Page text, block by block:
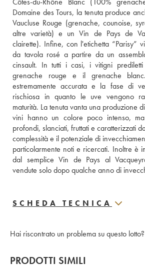
Domaine des Tours, la tenuta produce
Vaucluse Rouge (grenache, counoise,
altre varietà) e un Vin de Pays de
clairette). Infine, con l'etichetta “Parisy”
da tavola rosé a partire da un
cinsault. In tutti i casi, i vitigni
grenache rouge e il grenache
estremamente accurata e la fase di
rischiosa in quanto le uve vengono
maturità. La tenuta vanta una produzione
vini hanno un colore poco intenso, ma
profondi, slanciati, fruttati e caratterizzati
complessità e il potenziale di
particolarmente noti e ricercati. Inoltre è
dal semplice Vin de Pays al
vendute solo dopo qualche anno di
SCHEDA TECNICA
Hai riscontrato un problema su questo lotto?
PRODOTTI SIMILI